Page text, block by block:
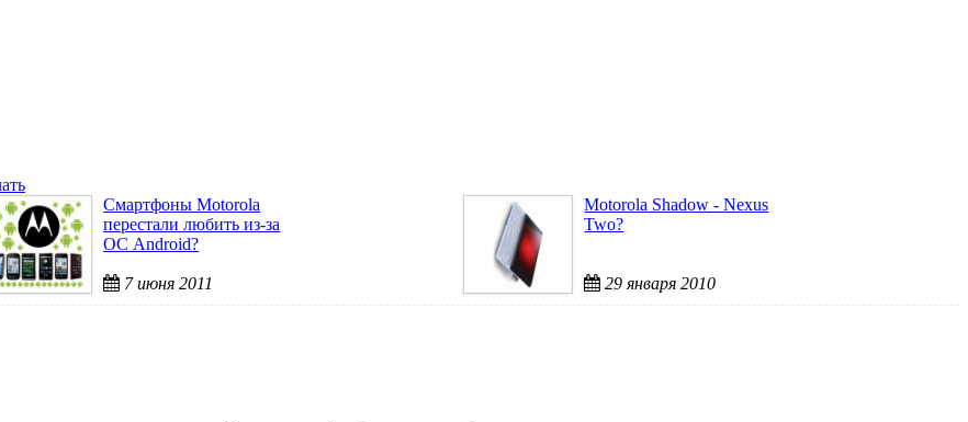
Смартфоны Motorola
перестали любить из-за
ОС Android?
7 июня 2011
Motorola Shadow - Nexus
Two?
29 января 2010